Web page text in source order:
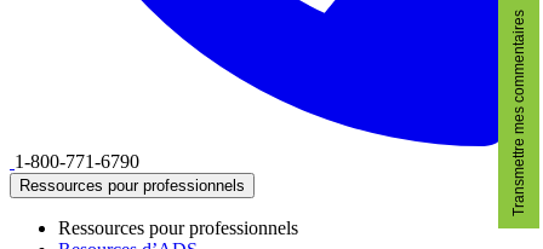
1-800-771-6790
Ressources pour professionnels
Ressources pour professionnels
Transmettre mes commentaires